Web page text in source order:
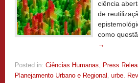
ciência
de
como
→
Posted in: Ciências Humanas, Press
Planejamento Urbano e Regional , urbe.